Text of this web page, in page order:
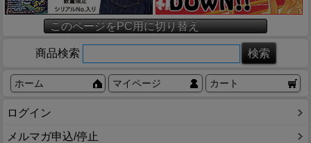
このページをPC用に切り替え
商品検索
ホーム マイページ カート
ログイン
メルマガ申込/停止